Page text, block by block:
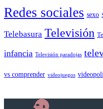
Redes sociales sexo
Telebasura Televisión
infancia Televisión paradojas
vs comprender videojuegos